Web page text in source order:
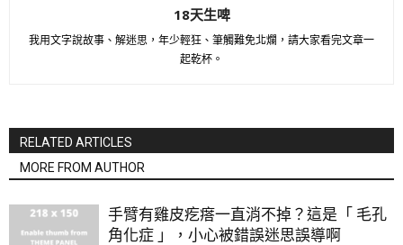
18天生啤
我用文字說故事、解迷思，年少輕狂、筆觸難免北爛，請大家看完文章一
起乾杯。
RELATED ARTICLES
MORE FROM AUTHOR
手臂有雞皮疙瘩一直消不掉？這是「 毛孔
角化症 」，小心被錯誤迷思誤導啊